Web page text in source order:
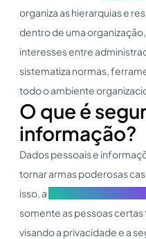
organiza as hierarquias e
dentro de uma
interesses entre
sistematiza normas,
todo o ambiente
O que é
informação?
Dados pessoais e
tornar armas poderosas
isso, a
somente as pessoas
visando a privacidade e a